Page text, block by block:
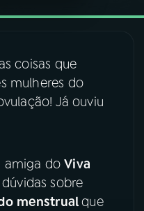
Facebook
coisas que
mulheres do
Já ouviu
amiga doViva
sobre
menstrualque